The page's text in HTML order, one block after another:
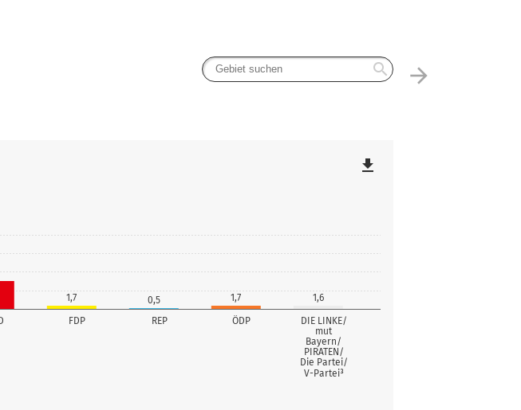
arrow_forward
search
FDP REP ÖDP
DIE LINKE/
mut
Bayern/
PIRATEN/
Die Partei/
V-Partei³
1,7 0,5 1,7 1,6
file_download